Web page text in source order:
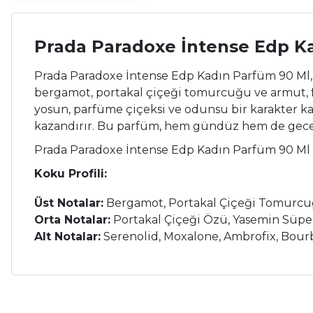
Prada Paradoxe İntense Edp
Prada Paradoxe İntense Edp Kadın Parfüm 90 Ml,
bergamot, portakal çiçeği tomurcuğu ve armut,
yosun, parfüme çiçeksi ve odunsu bir karakter
kazandırır. Bu parfüm, hem gündüz hem de
Prada Paradoxe İntense Edp Kadın Parfüm 90 Ml
Koku Profili:
Üst Notalar: Bergamot, Portakal Çiçeği
Orta Notalar: Portakal Çiçeği Özü, Yasemin
Alt Notalar: Serenolid, Moxalone, Ambrofix,
Bu ürünün fiyat bilgisi, resim, ürün açıklamalarında ve diğer